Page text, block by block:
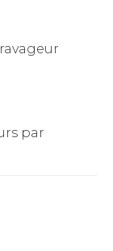
par